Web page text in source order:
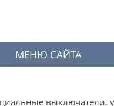
МЕНЮ САЙТА
выключатели,